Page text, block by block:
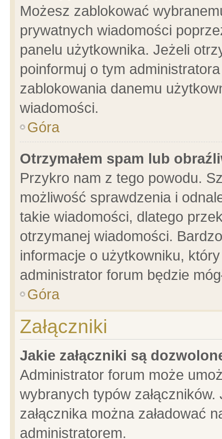
Możesz zablokować
prywatnych wiadomości
panelu użytkownika. Jeżeli
poinformuj o tym
zablokowania danemu
wiadomości.
Góra
Otrzymałem spam lub
Przykro nam z tego powodu.
możliwość sprawdzenia i
takie wiadomości, dlatego
otrzymanej wiadomości.
informacje o użytkowniku,
administrator forum będzie
Góra
Załączniki
Jakie załączniki są
Administrator forum może
wybranych typów
załącznika można załadować
administratorem.